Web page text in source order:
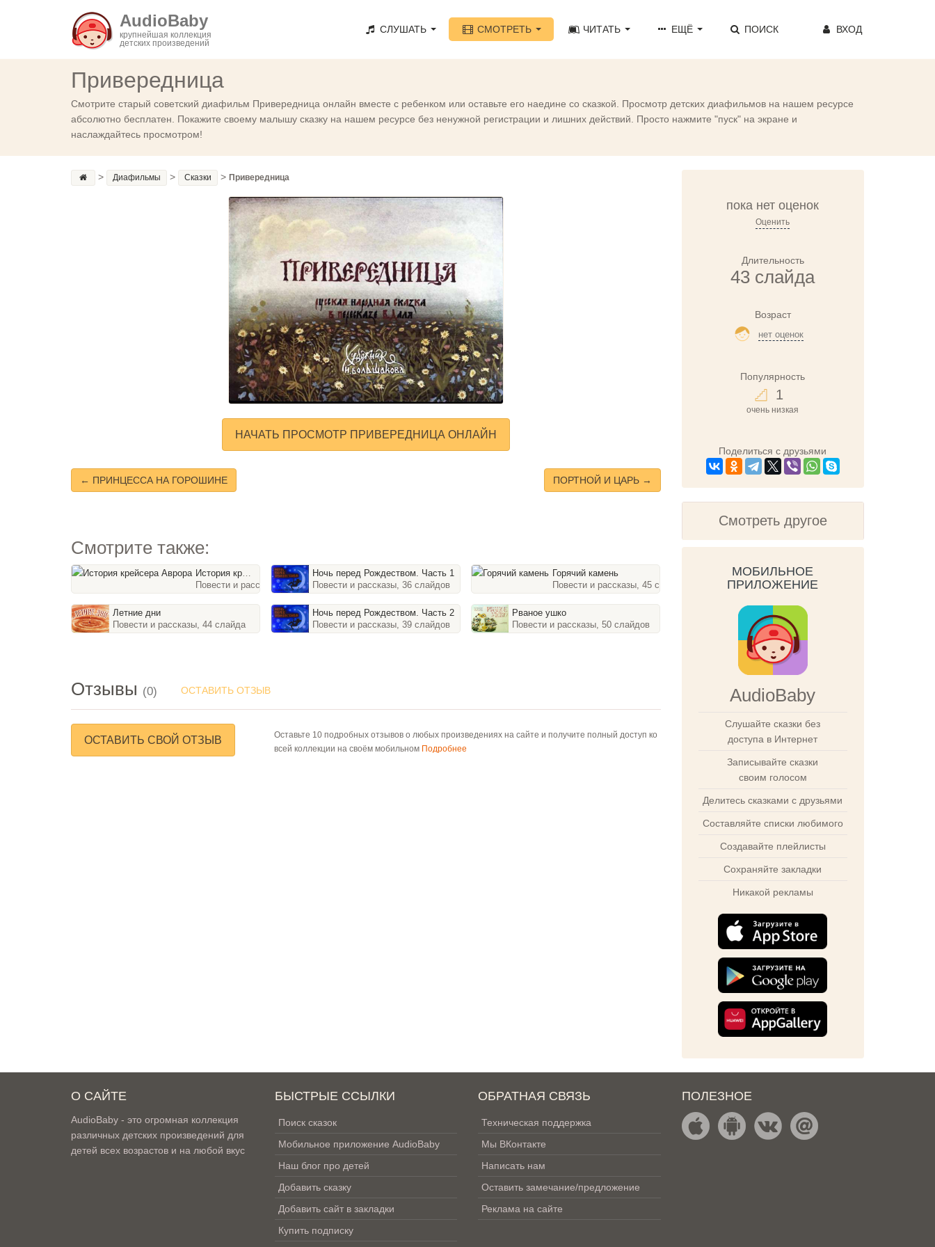
AudioBaby
крупнейшая коллекция
детских произведений
СЛУШАТЬ СМОТРЕТЬ ЧИТАТЬ ЕЩЁ ПОИСК ВХОД
Привередница
Смотрите старый советский диафильм Привередница онлайн вместе с ребенком или оставьте его наедине со сказкой. Просмотр детских диафильмов на нашем ресурсе
абсолютно бесплатен. Покажите своему малышу сказку на нашем ресурсе без ненужной регистрации и лишних действий. Просто нажмите "пуск" на экране и
наслаждайтесь просмотром!
> Диафильмы > Сказки > Привередница
НАЧАТЬ ПРОСМОТР ПРИВЕРЕДНИЦА ОНЛАЙН
← ПРИНЦЕССА НА ГОРОШИНЕ ПОРТНОЙ И ЦАРЬ →
Смотрите также:
История крейсера Аврора
Повести и рассказы, 46 слайдов
Летние дни
Повести и рассказы, 44 слайда
Ночь перед Рождеством. Часть 1
Повести и рассказы, 36 слайдов
Ночь перед Рождеством. Часть 2
Повести и рассказы, 39 слайдов
Горячий камень
Повести и рассказы, 45 слайдов
Рваное ушко
Повести и рассказы, 50 слайдов
Отзывы (0) ОСТАВИТЬ ОТЗЫВ
ОСТАВИТЬ СВОЙ ОТЗЫВ
Оставьте 10 подробных отзывов о любых произведениях на сайте и получите полный доступ ко
всей коллекции на своём мобильном Подробнее
пока нет оценок
Оценить
Длительность
43 слайда
Возраст
нет оценок
Популярность
1
очень низкая
Поделиться с друзьями
Смотреть другое
МОБИЛЬНОЕ
ПРИЛОЖЕНИЕ
AudioBaby
Слушайте сказки без
доступа в Интернет
Записывайте сказки
своим голосом
Делитесь сказками с друзьями
Составляйте списки любимого
Создавайте плейлисты
Сохраняйте закладки
Никакой рекламы
О САЙТЕ
AudioBaby - это огромная коллекция
различных детских произведений для
детей всех возрастов и на любой вкус
БЫСТРЫЕ ССЫЛКИ
Поиск сказок
Мобильное приложение AudioBaby
Наш блог про детей
Добавить сказку
Добавить сайт в закладки
Купить подписку
ОБРАТНАЯ СВЯЗЬ
Техническая поддержка
Мы ВКонтакте
Написать нам
Оставить замечание/предложение
Реклама на сайте
ПОЛЕЗНОЕ